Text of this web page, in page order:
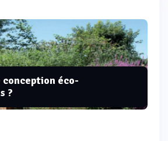
conception éco-
?